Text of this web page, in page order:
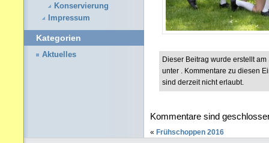
Dieser Beitrag wurde erstellt
unter . Kommentare zu diesen
sind derzeit nicht erlaubt.
Kommentare sind
« Frühschoppen 2016
Konservierung
Impressum
Kategorien
Aktuelles